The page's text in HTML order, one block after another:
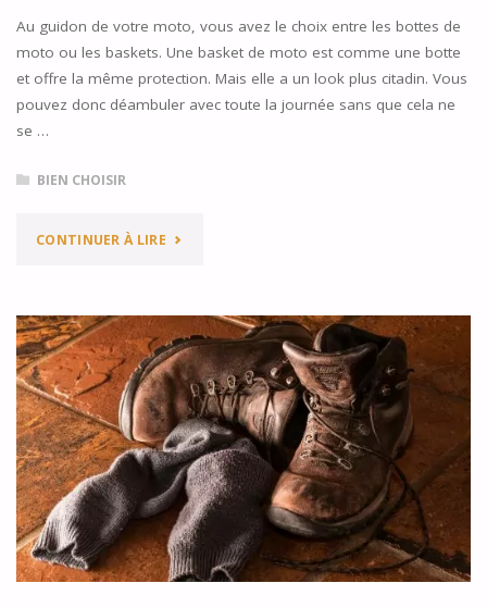
Au guidon de votre moto, vous avez le choix entre les bottes de
moto ou les baskets. Une basket de moto est comme une botte
et offre la même protection. Mais elle a un look plus citadin. Vous
pouvez donc déambuler avec toute la journée sans que cela ne
se …
BIEN CHOISIR
CONTINUER À LIRE"BASKETS
MOTO
:
QUELLE
EST
LA
BONNE
TAILLE